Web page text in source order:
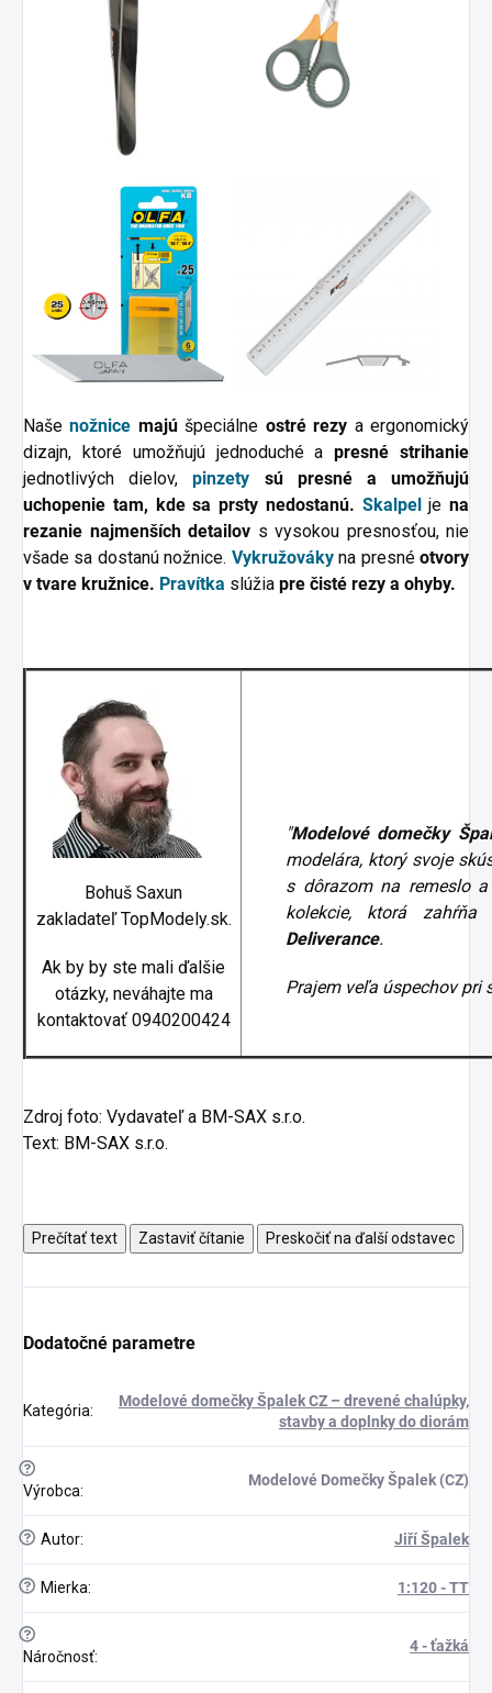
Našenožnice majúšpeciálne ostré rezy a ergonomický
dizajn, ktoré umožňujú jednoduché a presné strihanie
jednotlivých dielov,pinzety sú presné a umožňujú
uchopenie tam, kde sa prsty nedostanú. Skalpelje na
rezanie najmenších detailov s vysokou presnosťou, nie
všade sa dostanú nožnice. Vykružováky na presnéotvory
v tvare kružnice. Pravítka slúžia pre čisté rezy a ohyby.
Bohuš Saxun
zakladateľ TopModely.sk.
Ak by by ste mali ďalšie
otázky, neváhajte ma
kontaktovať 0940200424
"Modelové domečky
modelára, ktorý svoje
s dôrazom na remeslo
kolekcie, ktorá
Deliverance.
Prajem veľa úspechov pri
Zdroj foto: Vydavateľ a BM-SAX s.r.o.
Text: BM-SAX s.r.o.
Prečítať text Zastaviť čítanie Preskočiť na ďalší odstavec
Dodatočné parametre
Kategória:
Modelové domečky Špalek CZ – drevené chalúpky,
stavby a doplnky do diorám
?
Výrobca:
Modelové Domečky Špalek (CZ)
? Autor: Jiří Špalek
? Mierka: 1:120 - TT
?
Náročnosť:
4 - ťažká